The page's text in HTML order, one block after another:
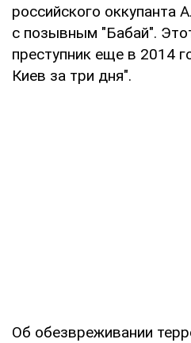
российского оккупанта
с позывным "Бабай".
преступник еще в 2014
Киев за три дня".
Об обезвреживании